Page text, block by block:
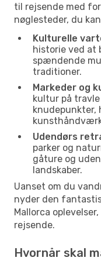
til rejsende med
nøglesteder, du
Kulturelle
historie ved at
spændende
traditioner.
Markeder og
kultur på
knudepunkter,
Udendørs
parker og
gåture og
landskaber.
Uanset om du
nyder den
Mallorca
rejsende.
Hvornår skal